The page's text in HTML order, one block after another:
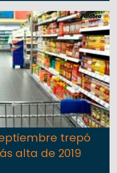
trepó
alta de 2019